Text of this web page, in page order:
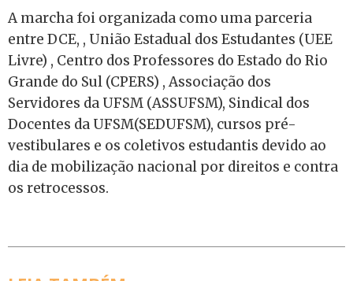
A marcha foi organizada como uma parceria
entre DCE, , União Estadual dos Estudantes (UEE
Livre) , Centro dos Professores do Estado do Rio
Grande do Sul (CPERS) , Associação dos
Servidores da UFSM (ASSUFSM), Sindical dos
Docentes da UFSM(SEDUFSM), cursos pré-
vestibulares e os coletivos estudantis devido ao
dia de mobilização nacional por direitos e contra
os retrocessos.